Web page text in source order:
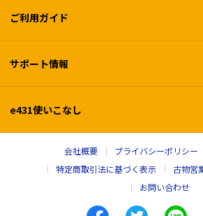
ご利用ガイド
サポート情報
e431使いこなし
会社概要 プライバシーポリシー
特定商取引法に基づく表示
古物営
お問い合わせ